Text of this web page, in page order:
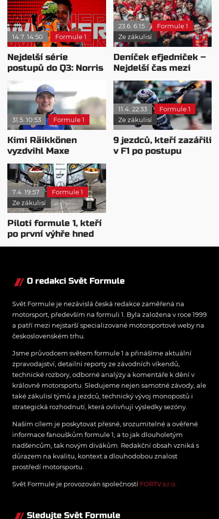
14.7. 14:50 Formule 1
Nejdelší série
postupů do Q3: Norris
23.6. 6:15
Formule 1
Ze zákulisí
Deníček efjedniček –
Nejdelší čas mezi
vítězstvími
31.5. 10:53 Formule 1
Kimi Räikkönen
vyzdvihl Maxe
Verstappena jako
jedničku F1
11.4. 22:33
Formule 1
Ze zákulisí
9 jezdců, kteří zazářili
v F1 po postupu
7.4. 19:57
Formule 1
Ze zákulisí
Piloti formule 1, kteří
po první výhře hned
zvítězili znovu
O redakci Svět Formule
Svět Formule je nezávislá česká redakce zaměřená na
motorsport, především na formuli 1. Byla založena v roce 1999
a patří mezi nejstarší specializované motorsportové weby na
československém trhu.
Jsme průvodcem světem formule 1 a přinášíme aktuální
zpravodajství, detailní reporty ze závodních víkendů,
technické rozbory, odborné analýzy a komentáře k dění v
královně motorsportu. Sledujeme nejen samotné závody, ale
také zákulisí týmů a jezdců, technický vývoj monopostů i
strategická rozhodnutí, která ovlivňují výsledky sezóny.
Naším cílem je poskytovat přesné, srozumitelné a ověřené
informace fanouškům formule 1, a to jak dlouholetým
nadšencům, tak novým divákům. Redakční obsah vzniká s
důrazem na kvalitu, kontext a dlouhodobou znalost
prostředí motorsportu.
Svět Formule je provozován společností FORTV s.r.o.
Sledujte Svět Formule